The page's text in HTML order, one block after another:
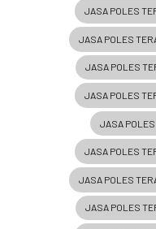
JASA POLES
JASA POLES
JASA POLES
JASA POLES
JASA POLES
JASA POLES
JASA POLES
JASA POLES